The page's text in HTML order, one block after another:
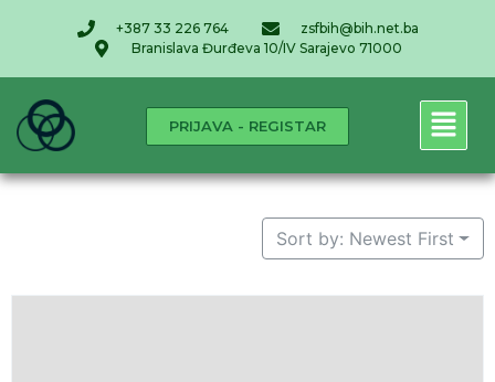
+387 33 226 764
zsfbih@bih.net.ba
Branislava Đurđeva 10/IV Sarajevo 71000
PRIJAVA - REGISTAR
Sort by: Newest First